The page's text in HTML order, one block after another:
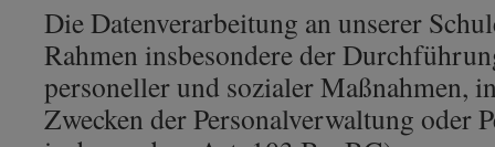
Die Datenverarbeitung an unserer
Rahmen insbesondere der
personeller und sozialer Maßnahmen,
Zwecken der Personalverwaltung oder